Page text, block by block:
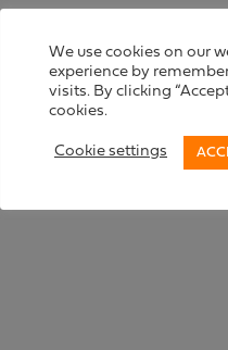
We use cookies on our
experience by
visits. By clicking
cookies.
Cookie settings